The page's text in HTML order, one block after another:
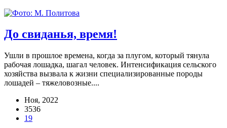
До свиданья, время!
Ушли в прошлое времена, когда за плугом, который тянула
рабочая лошадка, шагал человек. Интенсификация сельского
хозяйства вызвала к жизни специализированные породы
лошадей – тяжеловозные....
Ноя, 2022
3536
19